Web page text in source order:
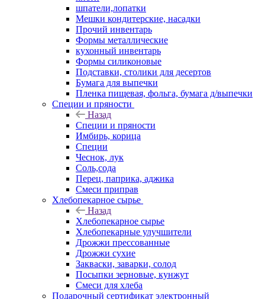
шпатели,лопатки
Мешки кондитерские, насадки
Прочий инвентарь
Формы металлические
кухонный инвентарь
Формы силиконовые
Подставки, столики для десертов
Бумага для выпечки
Пленка пищевая, фольга, бумага д/выпечки
Специи и пряности
Назад
Специи и пряности
Имбирь, корица
Специи
Чеснок, лук
Соль,сода
Перец, паприка, аджика
Смеси приправ
Хлебопекарное сырье
Назад
Хлебопекарное сырье
Хлебопекарные улучшители
Дрожжи прессованные
Дрожжи сухие
Закваски, заварки, солод
Посыпки зерновые, кунжут
Смеси для хлеба
Подарочный сертификат электронный